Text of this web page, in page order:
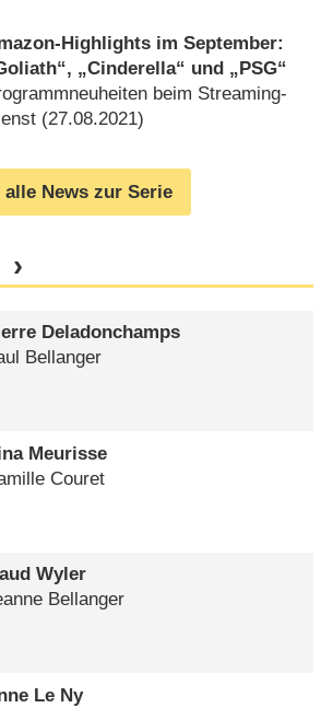
Highlights im September:
„Cinderella“ und „PSG“
beim Streaming-
(27.08.2021)
alle News zur Serie
Deladonchamps
Bellanger
Meurisse
Couret
Wyler
Bellanger
Le Ny